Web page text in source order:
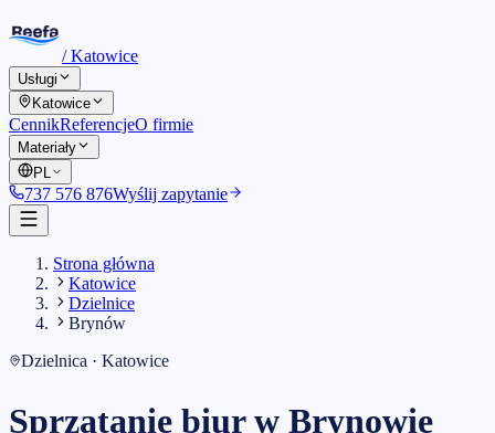
/Katowice
Usługi
Katowice
CennikReferencjeO firmie
Materiały
PL
737 576 876Wyślij zapytanie
Strona główna
Katowice
Dzielnice
Brynów
Dzielnica · Katowice
Sprzątanie biur w Brynowie